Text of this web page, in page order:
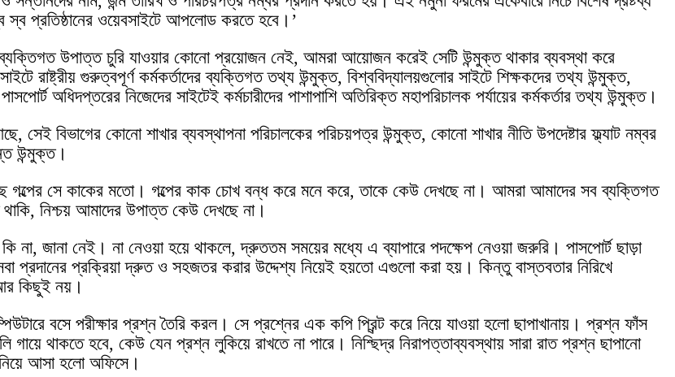
প্রতিষ্ঠানের ওয়েবসাইটে আপলোড করতে হবে।’
উপাত্ত চুরি যাওয়ার কোনো প্রয়োজন নেই, আমরা আয়োজন করেই সেটি উন্মুক্ত থাকার ব্যবস্থা করে
রাষ্ট্রীয় গুরুত্বপূর্ণ কর্মকর্তাদের ব্যক্তিগত তথ্য উন্মুক্ত, বিশ্ববিদ্যালয়গুলোর সাইটে শিক্ষকদের তথ্য উন্মুক্ত,
অধিদপ্তরের নিজেদের সাইটেই কর্মচারীদের পাশাপাশি অতিরিক্ত মহাপরিচালক পর্যায়ের কর্মকর্তার তথ্য উন্মুক্ত।
বিভাগের কোনো শাখার ব্যবস্থাপনা পরিচালকের পরিচয়পত্র উন্মুক্ত, কোনো শাখার নীতি উপদেষ্টার ফ্ল্যাট নম্বর
উন্মুক্ত।
গল্পের সে কাকের মতো। গল্পের কাক চোখ বন্ধ করে মনে করে, তাকে কেউ দেখছে না। আমরা আমাদের সব ব্যক্তিগত
নিশ্চয় আমাদের উপাত্ত কেউ দেখছে না।
না, জানা নেই। না নেওয়া হয়ে থাকলে, দ্রুততম সময়ের মধ্যে এ ব্যাপারে পদক্ষেপ নেওয়া জরুরি। পাসপোর্ট ছাড়া
প্রদানের প্রক্রিয়া দ্রুত ও সহজতর করার উদ্দেশ্য নিয়েই হয়তো এগুলো করা হয়। কিন্তু বাস্তবতার নিরিখে
কিছুই নয়।
বসে পরীক্ষার প্রশ্ন তৈরি করল। সে প্রশ্নের এক কপি প্রিন্ট করে নিয়ে যাওয়া হলো ছাপাখানায়। প্রশ্ন ফাঁস
থাকতে হবে, কেউ যেন প্রশ্ন লুকিয়ে রাখতে না পারে। নিশ্ছিদ্র নিরাপত্তাব্যবস্থায় সারা রাত প্রশ্ন ছাপানো
নিয়ে আসা হলো অফিসে।